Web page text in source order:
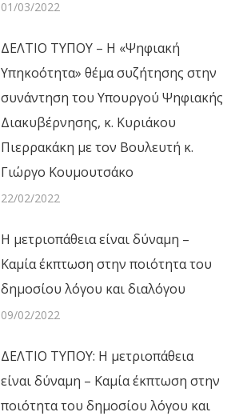
01/03/2022
ΔΕΛΤΙΟ ΤΥΠΟΥ – Η «Ψηφιακή
Υπηκοότητα» θέμα συζήτησης στην
συνάντηση του Υπουργού Ψηφιακής
Διακυβέρνησης, κ. Κυριάκου
Πιερρακάκη με τον Βουλευτή κ.
Γιώργο Κουμουτσάκο
22/02/2022
Η μετριοπάθεια είναι δύναμη –
Καμία έκπτωση στην ποιότητα του
δημοσίου λόγου και διαλόγου
09/02/2022
ΔΕΛΤΙΟ ΤΥΠΟΥ: Η μετριοπάθεια
είναι δύναμη – Καμία έκπτωση στην
ποιότητα του δημοσίου λόγου και